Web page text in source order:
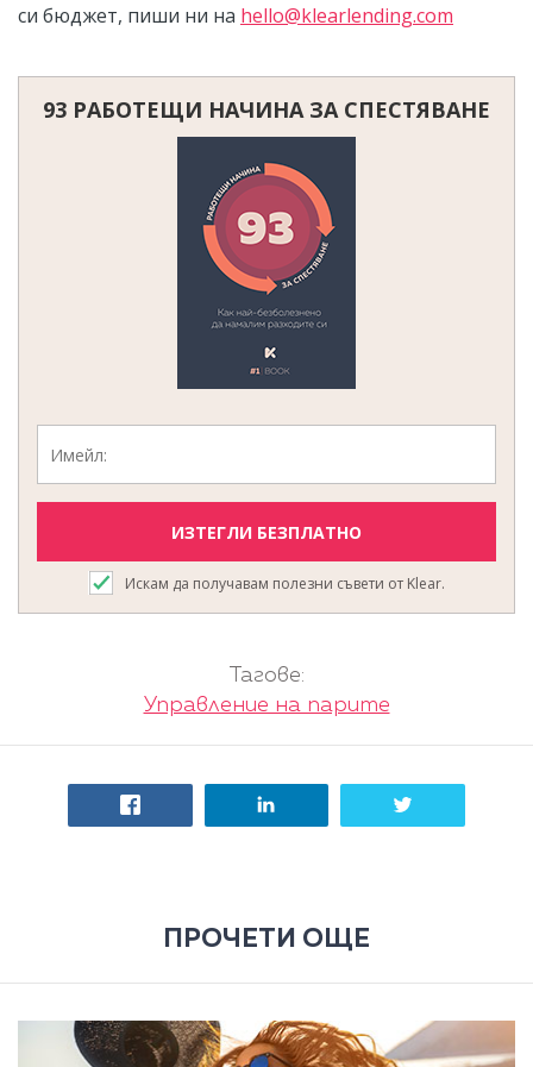
си бюджет, пиши ни на hello@klearlending.com
93 РАБОТЕЩИ НАЧИНА ЗА СПЕСТЯВАНЕ
Искам да получавам полезни съвети от Klear.
Тагове:
Управление на парите
ПРОЧЕТИ ОЩЕ